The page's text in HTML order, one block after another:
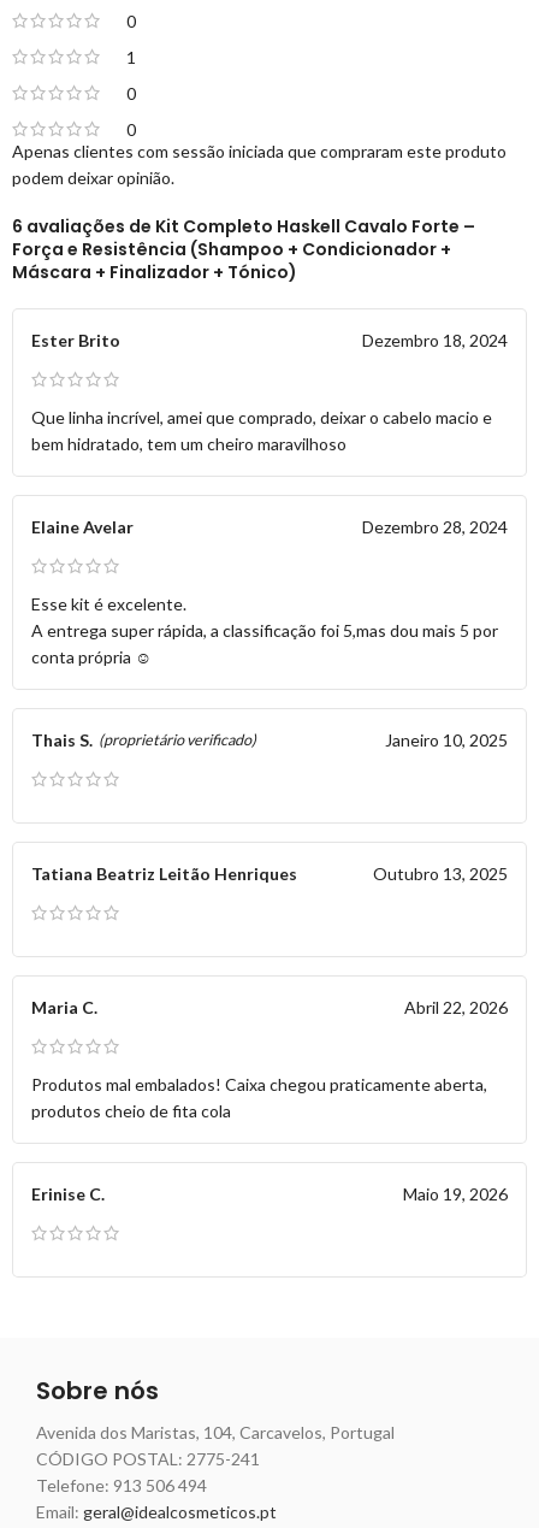
0
1
0
0
6 avaliações de Kit Completo Haskell Cavalo Forte –
Força e Resistência (Shampoo + Condicionador +
Máscara + Finalizador + Tónico)
Ester Brito Dezembro 18, 2024
Que linha incrível, amei que comprado, deixar o cabelo macio e
bem hidratado, tem um cheiro maravilhoso
Elaine Avelar Dezembro 28, 2024
Esse kit é excelente.
A entrega super rápida, a classificação foi 5,mas dou mais 5 por
conta própria ☺️
Thais S. (proprietário verificado) Janeiro 10, 2025
Tatiana Beatriz Leitão Henriques Outubro 13, 2025
Maria C. Abril 22, 2026
Produtos mal embalados! Caixa chegou praticamente aberta,
produtos cheio de fita cola
Erinise C. Maio 19, 2026
Apenas clientes com sessão iniciada que compraram este produto
podem deixar opinião.
Sobre nós
Avenida dos Maristas, 104, Carcavelos, Portugal
CÓDIGO POSTAL: 2775-241
Telefone: 913 506 494
Email: geral@idealcosmeticos.pt